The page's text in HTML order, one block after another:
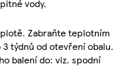
vody.
Zabraňte teplotním
týdnů od otevření obalu.
balení do: viz. spodní